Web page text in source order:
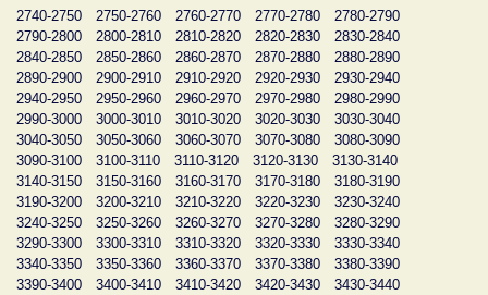
2740-2750
2750-2760 2760-2770 2770-2780
2780-2790
2790-2800
2800-2810 2810-2820 2820-2830
2830-2840
2840-2850
2850-2860 2860-2870 2870-2880
2880-2890
2890-2900
2900-2910 2910-2920 2920-2930
2930-2940
2940-2950
2950-2960 2960-2970 2970-2980
2980-2990
2990-3000
3000-3010 3010-3020 3020-3030
3030-3040
3040-3050
3050-3060 3060-3070 3070-3080
3080-3090
3090-3100
3100-3110 3110-3120 3120-3130
3130-3140
3140-3150
3150-3160 3160-3170 3170-3180
3180-3190
3190-3200
3200-3210 3210-3220 3220-3230
3230-3240
3240-3250
3250-3260 3260-3270 3270-3280
3280-3290
3290-3300
3300-3310 3310-3320 3320-3330
3330-3340
3340-3350
3350-3360 3360-3370 3370-3380
3380-3390
3390-3400
3400-3410 3410-3420 3420-3430
3430-3440